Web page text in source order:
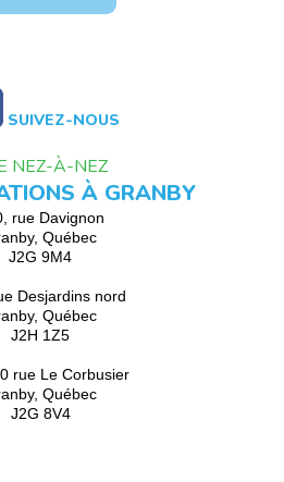
SUIVEZ-NOUS
NEZ-À-NEZ
À GRANBY
rue Davignon
Québec
J2G 9M4
Desjardins nord
Québec
J2H 1Z5
rue Le Corbusier
Québec
J2G 8V4